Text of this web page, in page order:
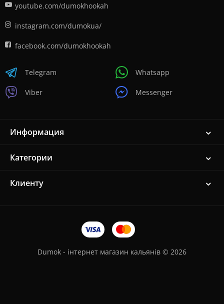
youtube.com/dumokhookah
instagram.com/dumokua/
facebook.com/dumokhookah
Telegram
Viber
Whatsapp
Messenger
Информация
Категории
Клиенту
Dumok - інтернет магазин кальянів © 2026